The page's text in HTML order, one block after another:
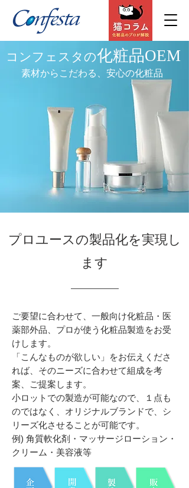
コンフェスタの化粧品OEM
​素材からこだわる、安心の化粧品
プロユースの製品化を実現し
ます
ご要望に合わせて、一般向け化粧品・医
薬部外品、プロが使う化粧品製造をお受
けします。
「こんなものが欲しい」をお伝えくださ
れば、そのニーズに合わせて組成を考
案、ご提案します。
小ロットでの製造が可能なので、１点も
のではなく、オリジナルブランドで、シ
リーズ化させることが可能です。
例) 角質軟化剤・マッサージローション・
クリーム・美容液等